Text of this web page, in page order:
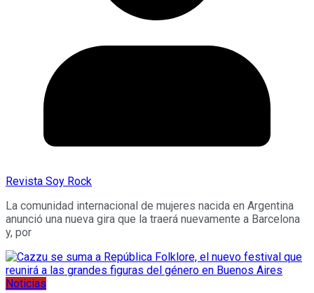
Revista Soy Rock
La comunidad internacional de mujeres nacida en Argentina
anunció una nueva gira que la traerá nuevamente a Barcelona
y, por
Noticias